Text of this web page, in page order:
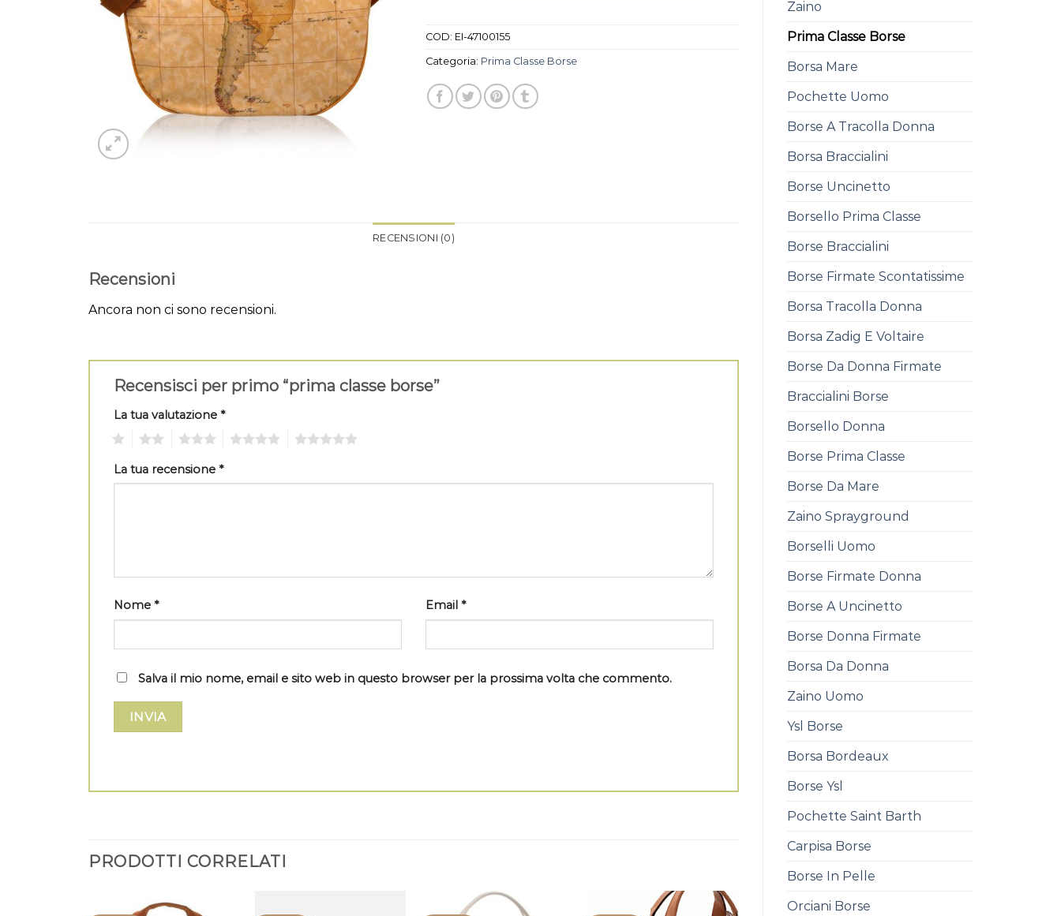
Zaino
Prima Classe Borse
Borsa Mare
Pochette Uomo
Borse A Tracolla Donna
Borsa Braccialini
Borse Uncinetto
Borsello Prima Classe
Borse Braccialini
Borse Firmate Scontatissime
Borsa Tracolla Donna
Borsa Zadig E Voltaire
Borse Da Donna Firmate
Braccialini Borse
Borsello Donna
Borse Prima Classe
Borse Da Mare
Zaino Sprayground
Borselli Uomo
Borse Firmate Donna
Borse A Uncinetto
Borse Donna Firmate
Borsa Da Donna
Zaino Uomo
Ysl Borse
Borsa Bordeaux
Borse Ysl
Pochette Saint Barth
Carpisa Borse
Borse In Pelle
Orciani Borse
COD: EI-47100155
Categoria: Prima Classe Borse
RECENSIONI (0)
Recensioni
Ancora non ci sono recensioni.
Recensisci per primo “prima classe borse”
La tua valutazione *
La tua recensione *
Nome * Email *
Salva il mio nome, email e sito web in questo browser per la prossima volta che commento.
PRODOTTI CORRELATI